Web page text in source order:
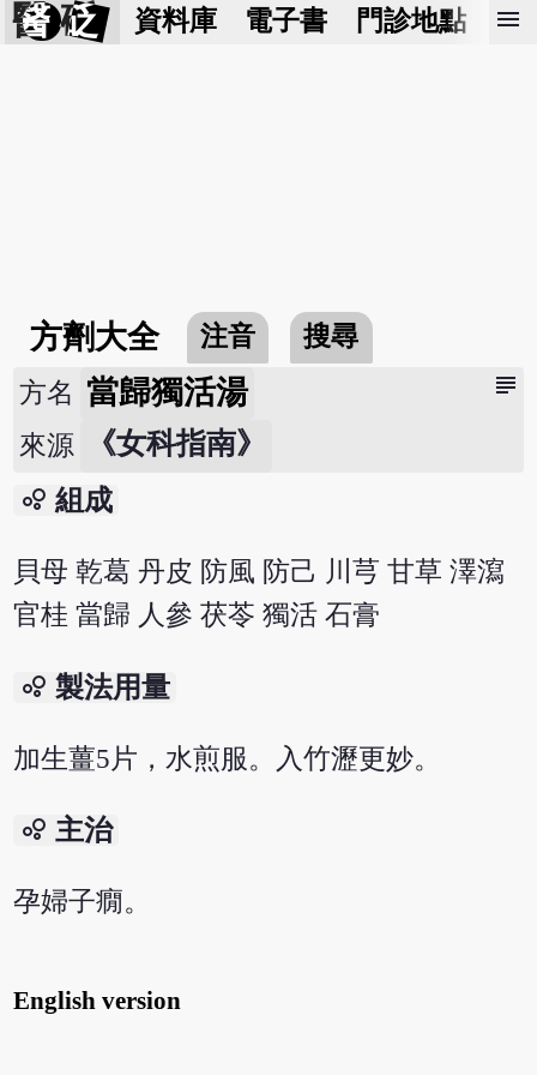
醫 砭 資料庫 電子書 門診地點 預
menu
方劑大全 注音 搜尋
subject
方名 當歸獨活湯
來源 《女科指南》
bubble_chart 組成
貝母 乾葛 丹皮 防風 防己 川芎 甘草 澤瀉
官桂 當歸 人參 茯苓 獨活 石膏
bubble_chart 製法用量
加生薑5片，水煎服。入竹瀝更妙。
bubble_chart 主治
孕婦子癇。
English version